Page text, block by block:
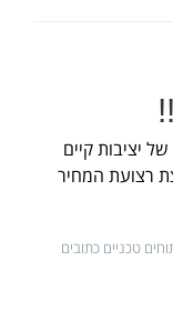
יציבות קיים
רצועת המחיר
טכניים כתובים